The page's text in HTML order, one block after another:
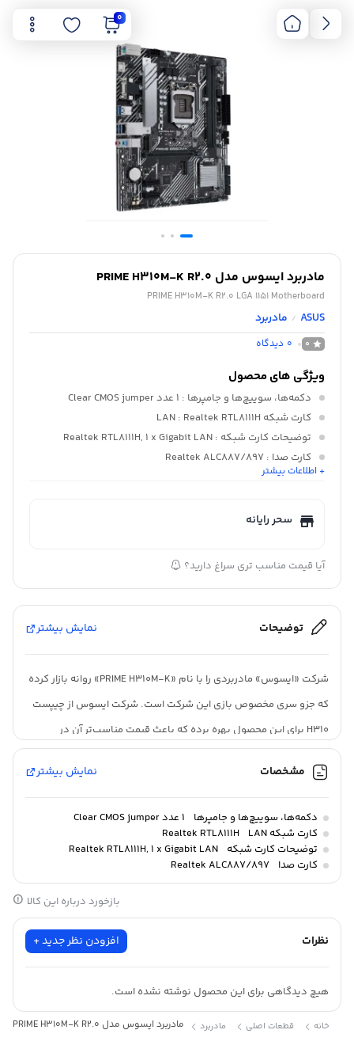
0
مادربرد ایسوس مدل PRIME H310M-K R2.0
PRIME H310M-K R2.0 LGA 1151 Motherboard
ASUS
/ مادربرد
0
0 دیدگاه
ویژگی های محصول
دکمه‌ها، سوییچ‌ها و جامپرها : ۱ عدد Clear CMOS jumper
کارت شبکه LAN : Realtek RTL۸۱۱۱H
توضیحات کارت شبکه : Realtek RTL۸۱۱۱H, ۱ x Gigabit LAN
کارت صدا : Realtek ALC۸۸۷/۸۹۷
برد تغذیه: ۴ فاز
capacitors Choose the chassis with HD audio module in front
panel to support ۸-channel audio output
+ اطلاعات بیشتر
سحر رایانه
آیا قیمت مناسب تری سراغ دارید؟
توضیحات نمایش بیشتر
شرکت «ایسوس» مادربردی را با نام «PRIME H310M-K» روانه بازار کرده
که جزو سری مخصوص بازی این شرکت است. شرکت ایسوس از چیپست
H310 برای این محصول بهره برده که باعث قیمت مناسب‌تر آن در
مادربرد LGA1151 شرکت اینتل است. این موضوع باعث شده که مادربرد
نسل هشتم پردازنده‌های شرکت اینتل پشتیبانی می‌کند. شرکت اینتل
برای مادربرد PRIME H310M-K از 2 اسلات رم DDR4 بهره برده است.
میزان فرکانس قابل پشتیبانی در این محصول برابر با 2666/2400/2133
مگاهرتز بوده که مقدار مناسبی برای یک سیستم گیمینگ میان‌رده به
شمار می‌رود. قابل ذکر است که این مادربرد از قابلیت XMP هم
پشتیبانی می‌کند که برای داشتن کارایی مناسب در رم بسیار مناسب
که به راحتی می‌تواند توسط بسیاری از کیس‌ها پشتیبانی شود. در پنل
پشتی این مادربرد درگاه‌های آن تعبیه شده که شامل دو عدد پورت
مشخصات نمایش بیشتر
دکمه‌ها، سوییچ‌ها و جامپرها
۱ عدد Clear CMOS jumper
کارت شبکه LAN
Realtek RTL۸۱۱۱H
توضیحات کارت شبکه Realtek RTL۸۱۱۱H, ۱ x Gigabit LAN
کارت صدا Realtek ALC۸۸۷/۸۹۷
بازخورد درباره این کالا
نظرات افزودن نظر جدید +
هیچ دیدگاهی برای این محصول نوشته نشده است.
خانه قطعات اصلی مادربرد مادربرد ایسوس مدل PRIME H310M-K R2.0